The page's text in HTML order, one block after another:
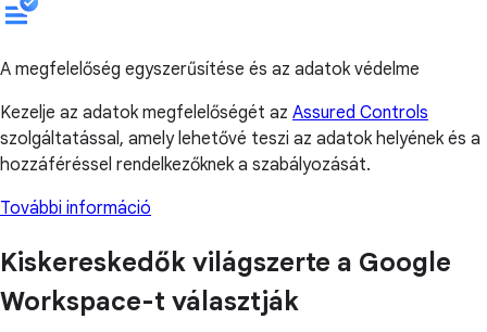
A megfelelőség egyszerűsítése és az adatok védelme
Kezelje az adatok megfelelőségét az Assured Controls
szolgáltatással, amely lehetővé teszi az adatok helyének és a
hozzáféréssel rendelkezőknek a szabályozását.
További információ
Kiskereskedők világszerte a Google
Workspace-t választják